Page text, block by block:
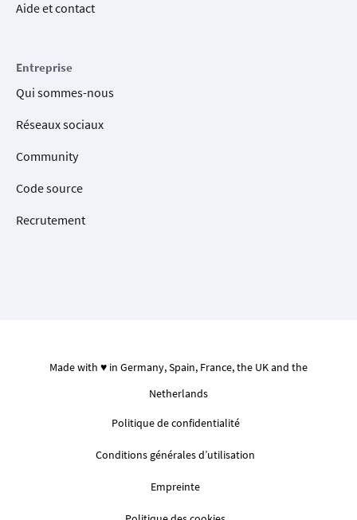
Aide et contact
Entreprise
Qui sommes-nous
Réseaux sociaux
Community
Code source
Recrutement
Made with ♥ in Germany, Spain, France, the UK and the
Netherlands
Politique de confidentialité
Conditions générales d’utilisation
Empreinte